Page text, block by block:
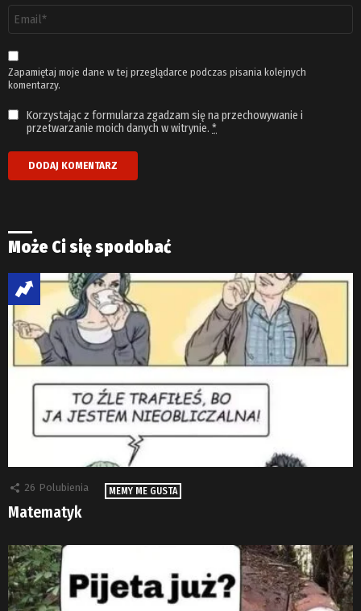
email
*
Zapamiętaj moje dane w tej przeglądarce podczas pisania kolejnych
komentarzy.
Korzystając z formularza zgadzam się na przechowywanie i
przetwarzanie moich danych w witrynie. *
Może Ci się spodobać
26 Polubienia MEMY ME GUSTA
Matematyk